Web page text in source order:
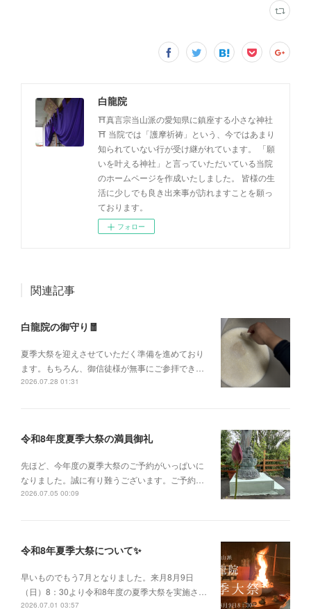
白龍院
⛩️真言宗当山派の愛知県に鎮座する小さな神社
⛩️ 当院では「護摩祈祷」という、今ではあまり
知られていない行が受け継がれています。 「願
いを叶える神社」と言っていただいている当院
のホームページを作成いたしました。 皆様の生
活に少しでも良き出来事が訪れますことを願っ
ております。
フォロー
関連記事
白龍院の御守り🧧
夏季大祭を迎えさせていただく準備を進めており
ます。もちろん、御信徒様が無事にご参拝でき…
2026.07.28 01:31
令和8年度夏季大祭の満員御礼
先ほど、今年度の夏季大祭のご予約がいっぱいに
なりました。誠に有り難うございます。ご予約…
2026.07.05 00:09
令和8年夏季大祭について✨
早いものでもう7月となりました。来月8月9日
（日）8：30より令和8年度の夏季大祭を実施さ…
2026.07.01 03:57